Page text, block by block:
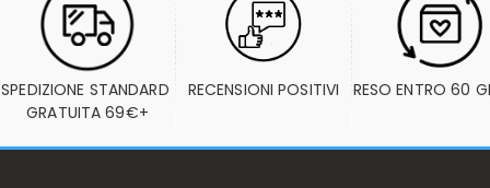
SPEDIZIONE STANDARD
GRATUITA 69€+
RECENSIONI POSITIVI RESO ENTRO 60